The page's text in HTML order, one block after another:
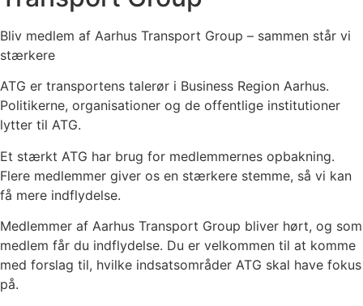
Bliv medlem af Aarhus Transport Group – sammen står vi
stærkere
ATG er transportens talerør i Business Region Aarhus.
Politikerne, organisationer og de offentlige institutioner
lytter til ATG.
Et stærkt ATG har brug for medlemmernes opbakning.
Flere medlemmer giver os en stærkere stemme, så vi kan
få mere indflydelse.
Medlemmer af Aarhus Transport Group bliver hørt, og som
medlem får du indflydelse. Du er velkommen til at komme
med forslag til, hvilke indsatsområder ATG skal have fokus
på.